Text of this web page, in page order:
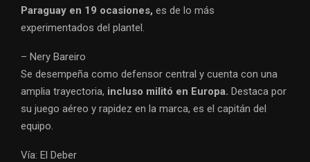
Paraguay en 19 ocasiones, es de lo más
experimentados del plantel.
– Nery Bareiro
Se desempeña como defensor central y cuenta con una
amplia trayectoria, incluso militó en Europa. Destaca por
su juego aéreo y rapidez en la marca, es el capitán del
equipo.
Vía: El Deber